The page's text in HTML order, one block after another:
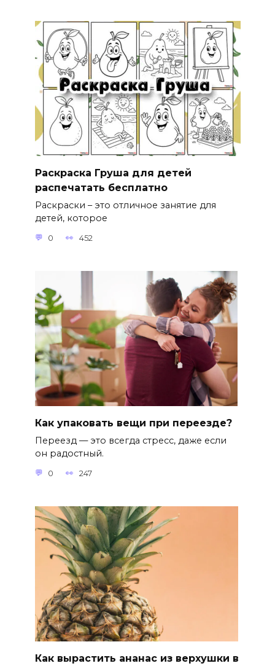
Раскраска Груша для детей
распечатать бесплатно
Раскраски – это отличное занятие для
детей, которое
0 452
Как упаковать вещи при переезде?
Переезд — это всегда стресс, даже если
он радостный.
0 247
Как вырастить ананас из верхушки в